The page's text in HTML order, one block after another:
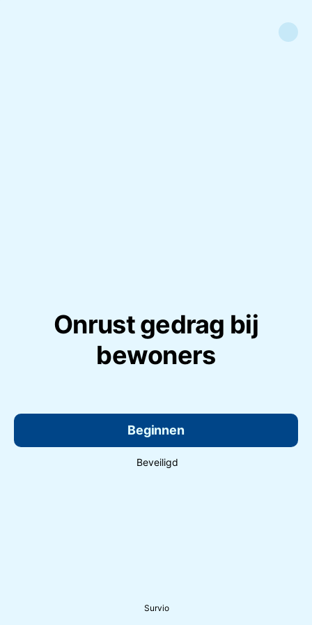
Onrust gedrag bij
bewoners
Beginnen
Beveiligd
Survio